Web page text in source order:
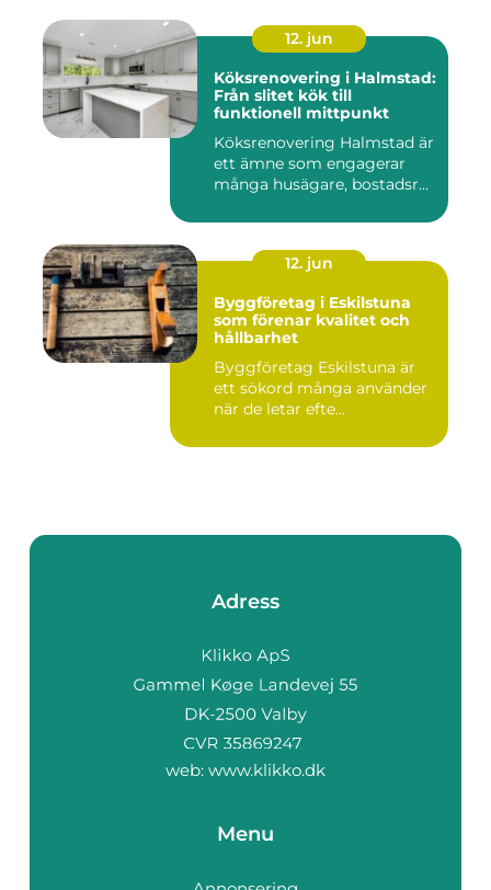
12. jun
Köksrenovering i Halmstad:
Från slitet kök till
funktionell mittpunkt
Köksrenovering Halmstad är
ett ämne som engagerar
många husägare, bostadsr...
12. jun
Byggföretag i Eskilstuna
som förenar kvalitet och
hållbarhet
Byggföretag Eskilstuna är
ett sökord många använder
när de letar efte...
Adress
web: www.klikko.dk
Menu